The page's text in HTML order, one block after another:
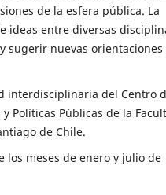
de la esfera pública. La
ideas entre diversas
sugerir nuevas orientaciones
interdisciplinaria del Centro
Políticas Públicas de la
de Chile.
los meses de enero y julio de